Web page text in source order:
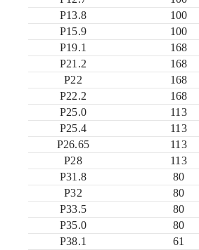
P13.8
100
P15.9
100
P19.1
168
P21.2
168
P22
168
P22.2
168
P25.0
113
P25.4
113
P26.65
113
P28
113
P31.8
80
P32
80
P33.5
80
P35.0
80
P38.1
61